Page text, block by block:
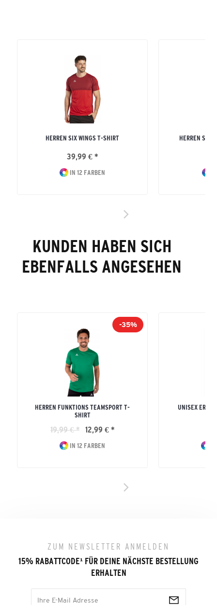
HERREN SIX WINGS T-SHIRT
39,99 € *
IN 12 FARBEN
HERREN SIX
KUNDEN HABEN SICH
EBENFALLS ANGESEHEN
-35%
HERREN FUNKTIONS TEAMSPORT T-
SHIRT
19,99 € * 12,99 € *
IN 12 FARBEN
UNISEX
ZUM NEWSLETTER ANMELDEN
15% RABATTCODE¹ FÜR DEINE NÄCHSTE BESTELLUNG
ERHALTEN